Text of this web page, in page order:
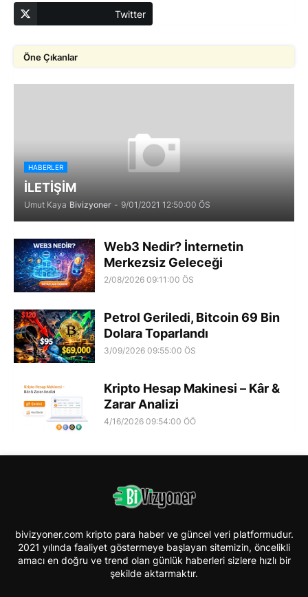
Twitter
Öne Çıkanlar
HABERLER
İLETİŞİM
Umut Kaya Bivizyoner - 9/01/2021 12:50:00 ÖS
Web3 Nedir? İnternetin
Merkezsiz Geleceği
2/08/2026 09:11:00 ÖS
Petrol Geriledi, Bitcoin 69 Bin
Dolara Toparlandı
3/09/2026 09:55:00 ÖS
Kripto Hesap Makinesi – Kâr &
Zarar Analizi
4/16/2026 09:54:00 ÖÖ
bivizyoner.com kripto para haber ve güncel veri platformudur.
2021 yılında faaliyet göstermeye başlayan sitemizin, öncelikli
amacı en doğru ve trend olan günlük haberleri sizlere hızlı bir
şekilde aktarmaktır.